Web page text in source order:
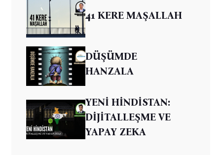
41 KERE MAŞALLAH
DÜŞÜMDE
HANZALA
YENİ HİNDİSTAN:
DİJİTALLEŞME VE
YAPAY ZEKA